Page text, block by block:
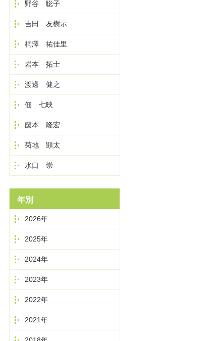
野谷 聡子
吉田 友樹示
桐澤 祐佳里
岩本 拓士
渡邊 健之
佃 七映
藤本 隆宏
菊地 顕太
水口 崇
年別
2026年
2025年
2024年
2023年
2022年
2021年